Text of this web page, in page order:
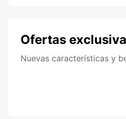
Ofertas
Nuevas características y